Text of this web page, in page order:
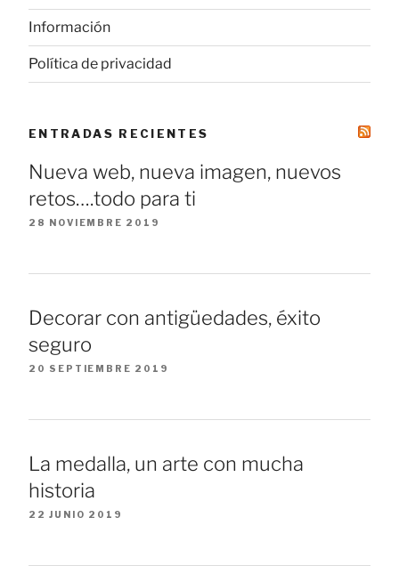
Información
Política de privacidad
ENTRADAS RECIENTES
Nueva web, nueva imagen, nuevos
retos….todo para ti
28 NOVIEMBRE 2019
Decorar con antigüedades, éxito
seguro
20 SEPTIEMBRE 2019
La medalla, un arte con mucha
historia
22 JUNIO 2019